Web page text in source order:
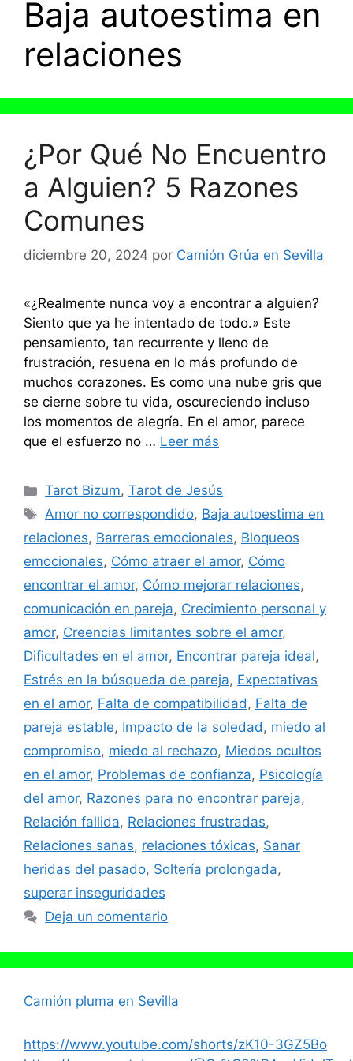
Baja autoestima en
relaciones
¿Por Qué No Encuentro
a Alguien? 5 Razones
Comunes
diciembre 20, 2024 por Camión Grúa en Sevilla
«¿Realmente nunca voy a encontrar a alguien?
Siento que ya he intentado de todo.» Este
pensamiento, tan recurrente y lleno de
frustración, resuena en lo más profundo de
muchos corazones. Es como una nube gris que
se cierne sobre tu vida, oscureciendo incluso
los momentos de alegría. En el amor, parece
que el esfuerzo no … Leer más
Categorías
Tarot Bizum,Tarot de Jesús
Etiquetas
Amor no correspondido, Baja autoestima en
relaciones, Barreras emocionales, Bloqueos
emocionales, Cómo atraer el amor, Cómo
encontrar el amor, Cómo mejorar relaciones,
comunicación en pareja, Crecimiento personal y
amor, Creencias limitantes sobre el amor,
Dificultades en el amor, Encontrar pareja ideal,
Estrés en la búsqueda de pareja, Expectativas
en el amor, Falta de compatibilidad, Falta de
pareja estable, Impacto de la soledad, miedo al
compromiso, miedo al rechazo, Miedos ocultos
en el amor, Problemas de confianza, Psicología
del amor, Razones para no encontrar pareja,
Relación fallida, Relaciones frustradas,
Relaciones sanas, relaciones tóxicas, Sanar
heridas del pasado, Soltería prolongada,
superar inseguridades
Deja un comentario
Camión pluma en Sevilla
https://www.youtube.com/shorts/zK10-3GZ5Bo